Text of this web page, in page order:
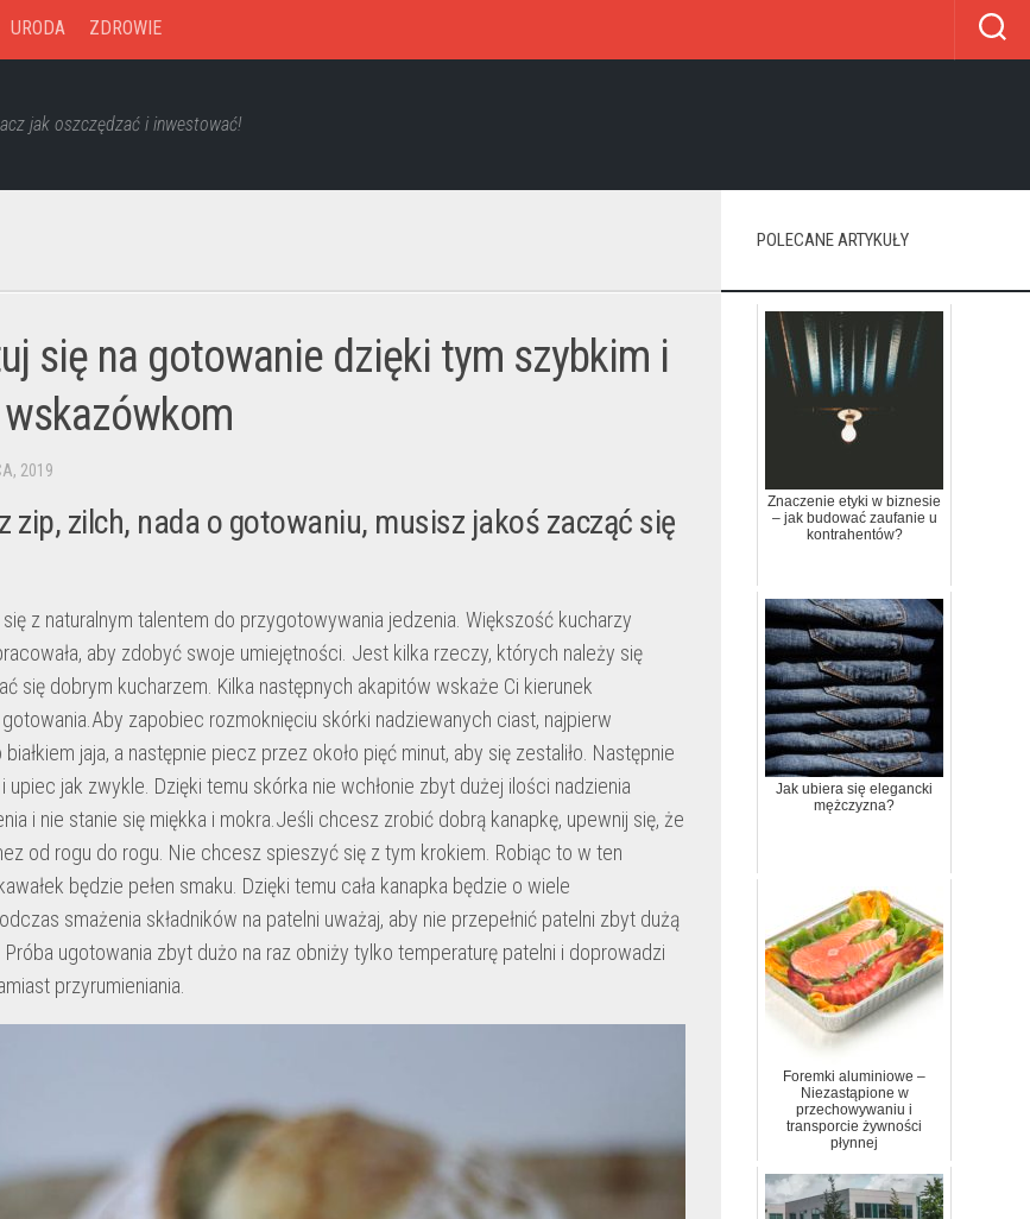
URODA ZDROWIE
jak oszczędzać i inwestować!
się na gotowanie dzięki tym szybkim i
2019
zip, zilch, nada o gotowaniu, musisz jakoś zacząć się
z naturalnym talentem do przygotowywania jedzenia. Większość kucharzy
aby zdobyć swoje umiejętności. Jest kilka rzeczy, których należy się
się dobrym kucharzem. Kilka następnych akapitów wskaże Ci kierunek
zapobiec rozmoknięciu skórki nadziewanych ciast, najpierw
jaja, a następnie piecz przez około pięć minut, aby się zestaliło. Następnie
i upiec jak zwykle. Dzięki temu skórka nie wchłonie zbyt dużej ilości nadzienia
i nie stanie się miękka i mokra.Jeśli chcesz zrobić dobrą kanapkę, upewnij się, że
od rogu do rogu. Nie chcesz spieszyć się z tym krokiem. Robiąc to w ten
będzie pełen smaku. Dzięki temu cała kanapka będzie o wiele
smażenia składników na patelni uważaj, aby nie przepełnić patelni zbyt dużą
Próba ugotowania zbyt dużo na raz obniży tylko temperaturę patelni i doprowadzi
przyrumieniania.
POLECANE ARTYKUŁY
Znaczenie etyki w biznesie
– jak budować zaufanie u
kontrahentów?
Jak ubiera się elegancki
mężczyzna?
Foremki aluminiowe –
Niezastąpione w
przechowywaniu i
transporcie żywności
płynnej